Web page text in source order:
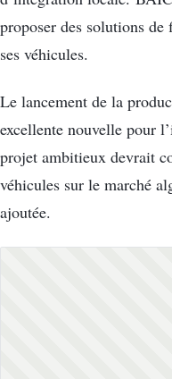
proposer des solutions
ses véhicules.
Le lancement de la
excellente nouvelle pour
projet ambitieux devrait
véhicules sur le marché
ajoutée.